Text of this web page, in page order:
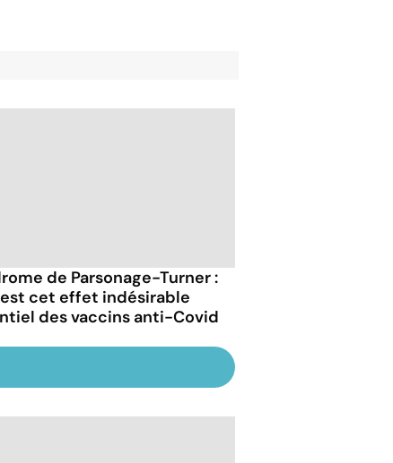
de Parsonage-Turner :
cet effet indésirable
des vaccins anti-Covid